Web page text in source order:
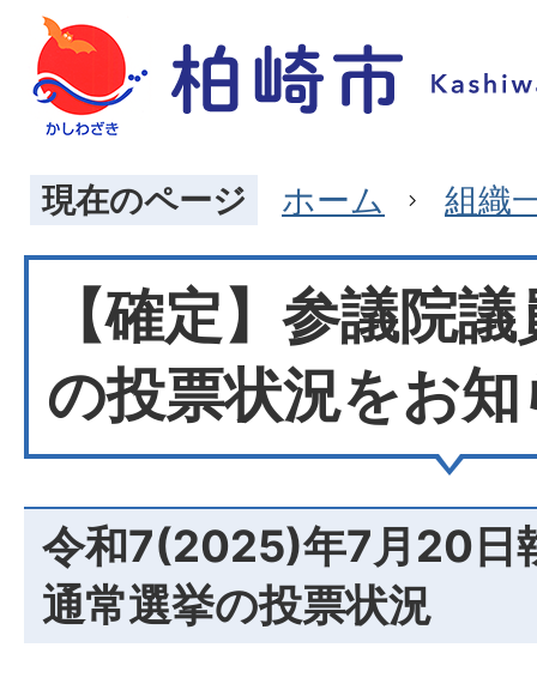
現在のページ ホーム 組織
【確定】参議院
の投票状況をお
令和7(2025)年7月20日
通常選挙の投票状況